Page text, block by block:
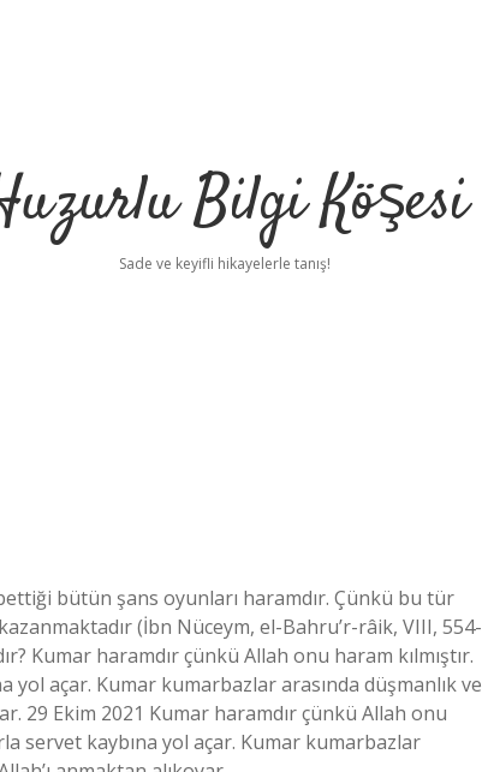
Bilgi Köşesi
Sade ve keyifli hikayelerle tanış!
bütün şans oyunları haramdır. Çünkü bu tür
(İbn Nüceym, el-Bahru’r-râik, VIII, 554-
Kumar haramdır çünkü Allah onu haram kılmıştır.
açar. Kumar kumarbazlar arasında düşmanlık ve
29 Ekim 2021 Kumar haramdır çünkü Allah onu
servet kaybına yol açar. Kumar kumarbazlar